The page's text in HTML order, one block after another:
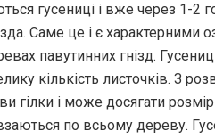
гусениці і вже через 1-2
Саме це і є характерними
павутинних гнізд.
кількість листочків. З
гілки і може досягати
по всьому дереву.